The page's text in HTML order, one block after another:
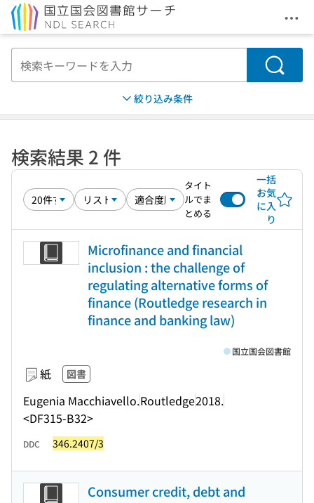
メ
検索
絞り込み条件
検索結果 2 件
タイト
ルでま
とめる
一括
お気
に入
り
Microfinance and financial
inclusion : the challenge of
regulating alternative forms of
finance (Routledge research in
finance and banking law)
紙 図書
Eugenia Macchiavello.Routledge2018.
<DF315-B32>
国立国会図書館
DDC 346.2407/3
Consumer credit, debt and